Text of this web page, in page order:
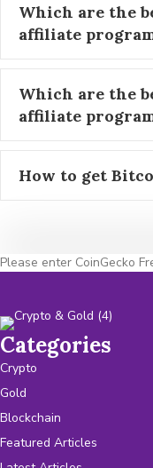
Which are the
affiliate
Which are the
affiliate
How to get
Please enter CoinGecko
Categories
Crypto
Gold
Blockchain
Featured Articles